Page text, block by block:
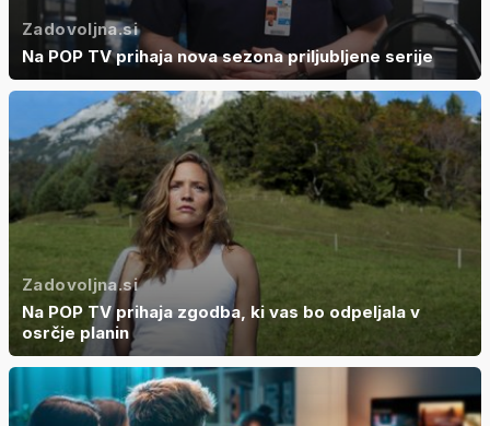
Zadovoljna.si
Na POP TV prihaja nova sezona priljubljene serije
Zadovoljna.si
Na POP TV prihaja zgodba, ki vas bo odpeljala v
osrčje planin